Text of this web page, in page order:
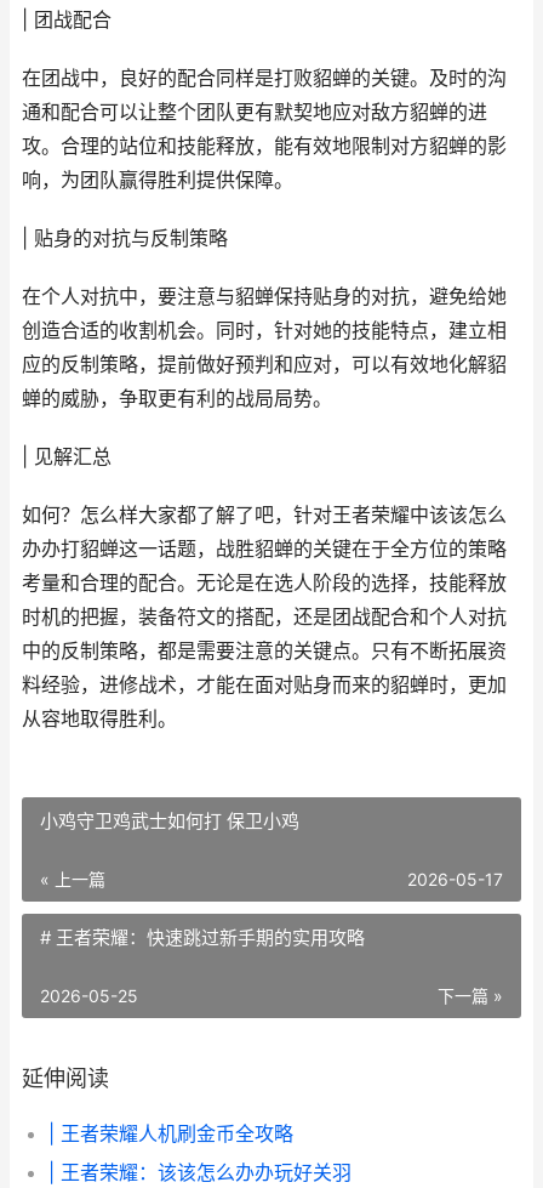
| 团战配合
在团战中，良好的配合同样是打败貂蝉的关键。及时的沟
通和配合可以让整个团队更有默契地应对敌方貂蝉的进
攻。合理的站位和技能释放，能有效地限制对方貂蝉的影
响，为团队赢得胜利提供保障。
| 贴身的对抗与反制策略
在个人对抗中，要注意与貂蝉保持贴身的对抗，避免给她
创造合适的收割机会。同时，针对她的技能特点，建立相
应的反制策略，提前做好预判和应对，可以有效地化解貂
蝉的威胁，争取更有利的战局局势。
| 见解汇总
如何？怎么样大家都了解了吧，针对王者荣耀中该该怎么
办办打貂蝉这一话题，战胜貂蝉的关键在于全方位的策略
考量和合理的配合。无论是在选人阶段的选择，技能释放
时机的把握，装备符文的搭配，还是团战配合和个人对抗
中的反制策略，都是需要注意的关键点。只有不断拓展资
料经验，进修战术，才能在面对贴身而来的貂蝉时，更加
从容地取得胜利。
小鸡守卫鸡武士如何打 保卫小鸡
« 上一篇 2026-05-17
# 王者荣耀：快速跳过新手期的实用攻略
下一篇 »
2026-05-25
延伸阅读
| 王者荣耀人机刷金币全攻略
| 王者荣耀：该该怎么办办玩好关羽